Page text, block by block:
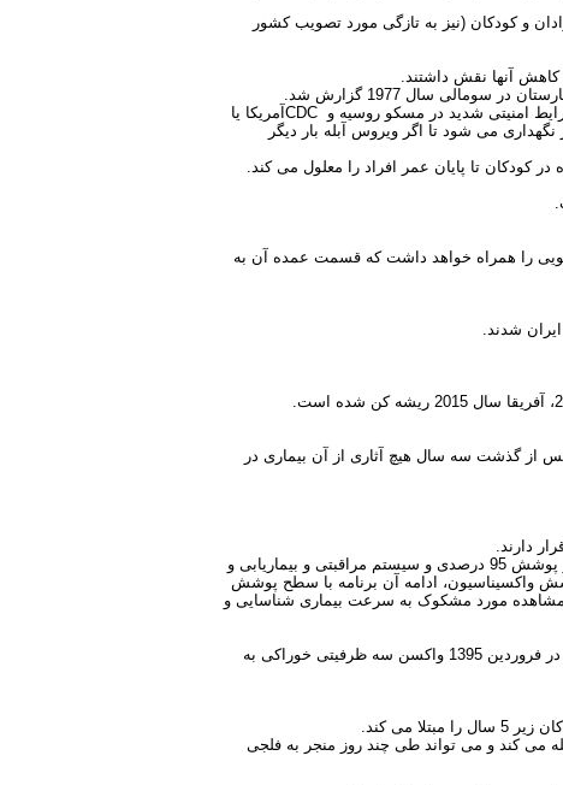
و کودکان )نیز به تازگی مورد تصویب کشور
کاهش آنها نقش داشتند.
سال 1977 گزارش شد
.
CDCآمریکا یا
نگهداری می شود تا اگر ویروس آبله بار دیگر
کودکان تا پایان عمر افراد را معلول می کند.
.
جهانی فلج اطفال در طی 20 سال آینده حداقل 40 تا 50 میلیارد دلار صرفه جویی را همراه خواهد داشت که قسمت عمده آن به
.
.
از گذشت سه سال هیچ آثاری از آن بیماری در
دارند.
منتها به علت برنامه واکسیناسیون خوب و پوشش 95 درصدی و سیستم مراقبتی و بیماریابی و
واکسیناسیون، ادامه آن برنامه با سطح پوشش
مشاهده مورد مشکوک به سرعت بیماری شناسایی و
در برنامه ایمن سازی کودکان در سن 4 ماهگی کودک وارد شده و در فروردین 1395 واکسن سه ظرفیتی خوراکی به
می کند
.
دستگاه عصبی حمله می کند و می تواند طی چند روز منجر به فلجی